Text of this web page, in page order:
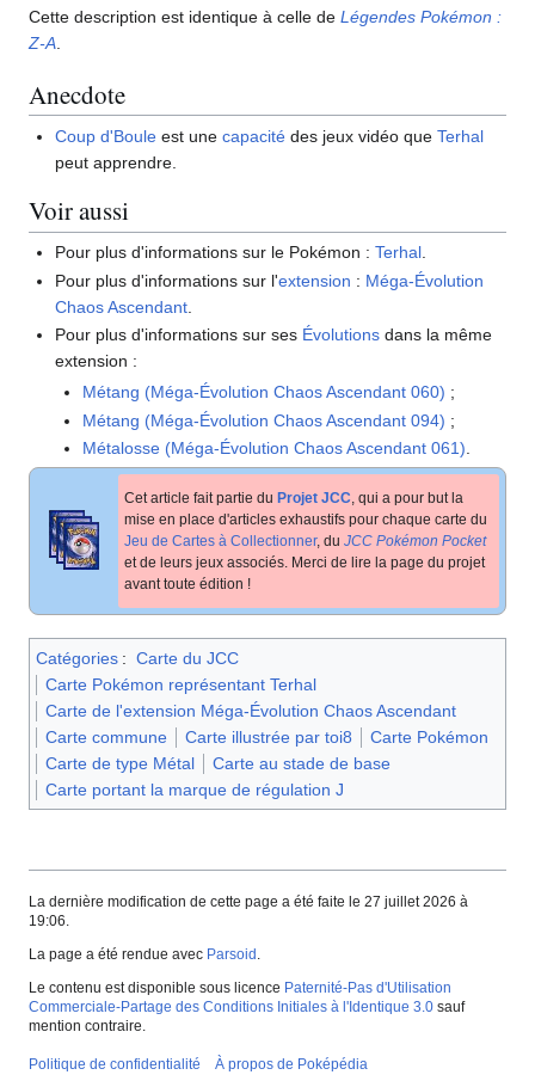
Cette description est identique à celle de Légendes Pokémon :
Z-A.
Anecdote
Coup d'Boule est unecapacité des jeux vidéo queTerhal
peut apprendre.
Voir aussi
Pour plus d'informations sur le Pokémon :Terhal.
Pour plus d'informations sur l'extension : Méga-Évolution
Chaos Ascendant
Pour plus d'informations sur ses Évolutions dans la même
extension :
Métang (Méga-Évolution Chaos Ascendant 060) ;
Métang (Méga-Évolution Chaos Ascendant 094) ;
Métalosse (Méga-Évolution Chaos Ascendant 061)
Cet article fait partie du Projet JCC, qui a pour but la
mise en place d'articles exhaustifs pour chaque carte du
Jeu de Cartes à Collectionner, du JCC Pokémon Pocket
et de leurs jeux associés. Merci de lire la page du projet
avant toute édition !
Catégories : Carte du JCC
Carte Pokémon représentant Terhal
Carte de l'extension Méga-Évolution Chaos Ascendant
Carte commune
Carte illustrée par toi8
Carte Pokémon
Carte de type Métal
Carte au stade de base
Carte portant la marque de régulation J
La dernière modification de cette page a été faite le 27 juillet 2026 à
19:06.
La page a été rendue avec Parsoid.
Le contenu est disponible sous licence Paternité-Pas d'Utilisation
Commerciale-Partage des Conditions Initiales à l'Identique 3.0 sauf
mention contraire.
Politique de confidentialité À propos de Poképédia